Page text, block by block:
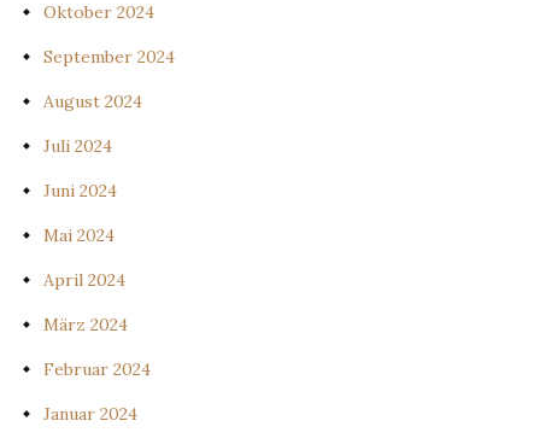
Oktober 2024
September 2024
August 2024
Juli 2024
Juni 2024
Mai 2024
April 2024
März 2024
Februar 2024
Januar 2024